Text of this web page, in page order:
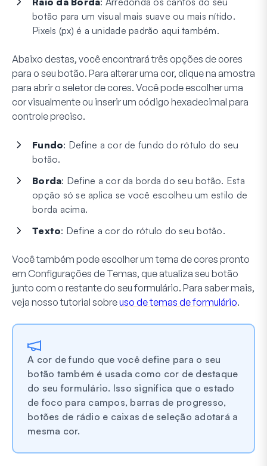
botão para um visual mais suave ou mais nítido.
Pixels (px) é a unidade padrão aqui também.
Abaixo destas, você encontrará três opções de cores
para o seu botão. Para alterar uma cor, clique na amostra
para abrir o seletor de cores. Você pode escolher uma
cor visualmente ou inserir um código hexadecimal para
controle preciso.
Fundo: Define a cor de fundo do rótulo do seu
botão.
Borda: Define a cor da borda do seu botão. Esta
opção só se aplica se você escolheu um estilo de
borda acima.
Texto: Define a cor do rótulo do seu botão.
Você também pode escolher um tema de cores pronto
em Configurações de Temas, que atualiza seu botão
junto com o restante do seu formulário. Para saber mais,
veja nosso tutorial sobreuso de temas de formulário.
A cor de fundo que você define para o seu
botão também é usada como cor de destaque
do seu formulário. Isso significa que o estado
de foco para campos, barras de progresso,
botões de rádio e caixas de seleção adotará a
mesma cor.